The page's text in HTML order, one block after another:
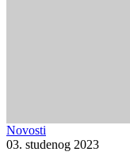
Novosti
03. studenog 2023